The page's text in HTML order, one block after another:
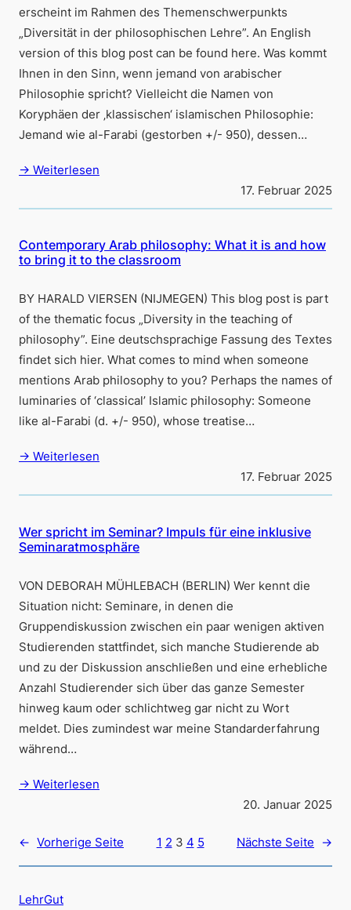
erscheint im Rahmen des Themenschwerpunkts
„Diversität in der philosophischen Lehre”. An English
version of this blog post can be found here. Was kommt
Ihnen in den Sinn, wenn jemand von arabischer
Philosophie spricht? Vielleicht die Namen von
Koryphäen der ‚klassischen‘ islamischen Philosophie:
Jemand wie al-Farabi (gestorben +/- 950), dessen…
→ Weiterlesen
17. Februar 2025
Contemporary Arab philosophy: What it is and how
to bring it to the classroom
BY HARALD VIERSEN (NIJMEGEN) This blog post is part
of the thematic focus „Diversity in the teaching of
philosophy”. Eine deutschsprachige Fassung des Textes
findet sich hier. What comes to mind when someone
mentions Arab philosophy to you? Perhaps the names of
luminaries of ‘classical’ Islamic philosophy: Someone
like al-Farabi (d. +/- 950), whose treatise…
→ Weiterlesen
17. Februar 2025
Wer spricht im Seminar? Impuls für eine inklusive
Seminaratmosphäre
VON DEBORAH MÜHLEBACH (BERLIN) Wer kennt die
Situation nicht: Seminare, in denen die
Gruppendiskussion zwischen ein paar wenigen aktiven
Studierenden stattfindet, sich manche Studierende ab
und zu der Diskussion anschließen und eine erhebliche
Anzahl Studierender sich über das ganze Semester
hinweg kaum oder schlichtweg gar nicht zu Wort
meldet. Dies zumindest war meine Standarderfahrung
während…
→ Weiterlesen
20. Januar 2025
← Vorherige Seite 1 2 3 4 5 Nächste Seite →
LehrGut